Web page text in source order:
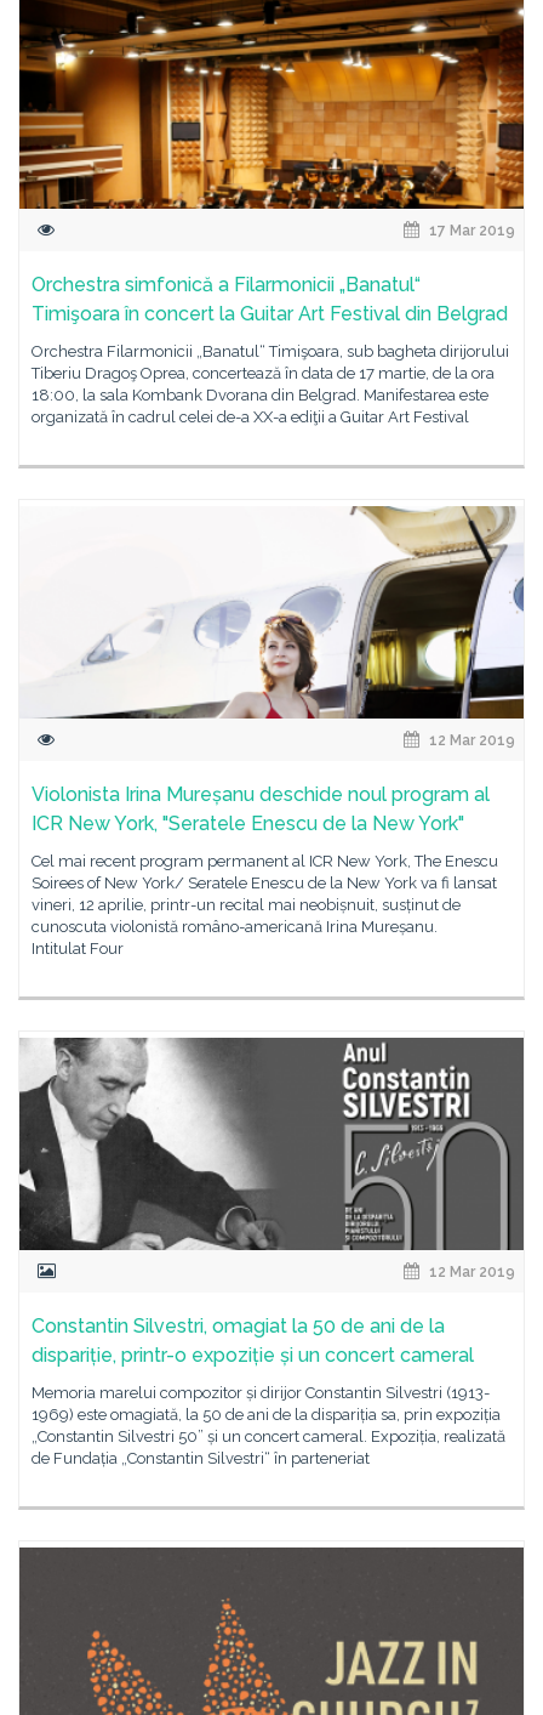
17 Mar 2019
Orchestra simfonică a Filarmonicii „Banatul“
Timişoara în concert la Guitar Art Festival din Belgrad
Orchestra Filarmonicii „Banatul“ Timişoara, sub bagheta dirijorului
Tiberiu Dragoş Oprea, concertează în data de 17 martie, de la ora
18:00, la sala Kombank Dvorana din Belgrad. Manifestarea este
organizată în cadrul celei de-a XX-a ediţii a Guitar Art Festival
12 Mar 2019
Violonista Irina Mureșanu deschide noul program al
ICR New York, "Seratele Enescu de la New York"
Cel mai recent program permanent al ICR New York, The Enescu
Soirees of New York/ Seratele Enescu de la New York va fi lansat
vineri, 12 aprilie, printr-un recital mai neobișnuit, susținut de
cunoscuta violonistă româno-americană Irina Mureșanu.
Intitulat Four
12 Mar 2019
Constantin Silvestri, omagiat la 50 de ani de la
dispariție, printr-o expoziție și un concert cameral
Memoria marelui compozitor și dirijor Constantin Silvestri (1913-
1969) este omagiată, la 50 de ani de la dispariția sa, prin expoziția
„Constantin Silvestri 50” și un concert cameral. Expoziția, realizată
de Fundația „Constantin Silvestri“ în parteneriat